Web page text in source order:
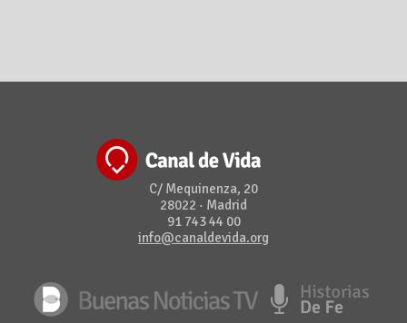
C/ Mequinenza, 20
28022 · Madrid
91 743 44 00
info@canaldevida.org